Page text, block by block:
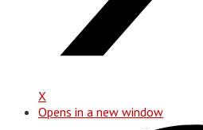
X
Opens in a new window